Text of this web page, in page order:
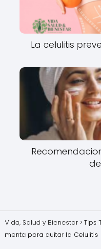
La celulitis
Vida, Salud y Bienestar Tips
menta para quitar la Celulitis